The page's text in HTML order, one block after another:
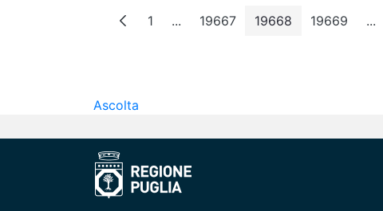
Page
1 ...Intermediate Pages
Page
19667 Page
19668 Page
19669 ...
Ascolta